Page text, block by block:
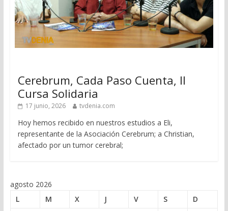
Cerebrum, Cada Paso Cuenta, II
Cursa Solidaria
17 junio, 2026 tvdenia.com
Hoy hemos recibido en nuestros estudios a Eli,
representante de la Asociación Cerebrum; a Christian,
afectado por un tumor cerebral;
agosto 2026
L
M X J V S
D